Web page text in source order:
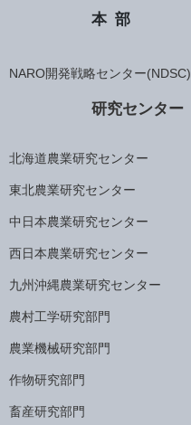
本部
NARO開発戦略センター(NDSC)
研究センター
北海道農業研究センター
東北農業研究センター
中日本農業研究センター
西日本農業研究センター
九州沖縄農業研究センター
農村工学研究部門
農業機械研究部門
作物研究部門
畜産研究部門